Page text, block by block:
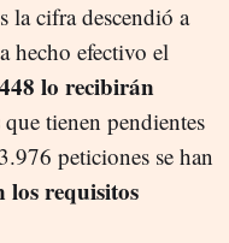
la cifra descendió a
hecho efectivo el
lo recibirán
que tienen pendientes
peticiones se han
requisitos